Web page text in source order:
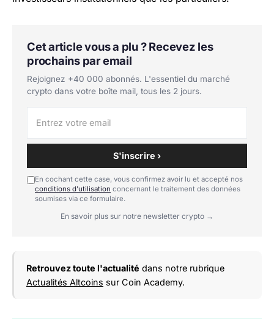
Cet article vous a plu ? Recevez les
prochains par email
Rejoignez +40 000 abonnés. L'essentiel du marché
crypto dans votre boîte mail, tous les 2 jours.
S'inscrire ›
En cochant cette case, vous confirmez avoir lu et accepté nos
conditions d'utilisation concernant le traitement des données
soumises via ce formulaire.
En savoir plus sur notre newsletter crypto →
Retrouvez toute l'actualité dans notre rubrique
Actualités Altcoins sur Coin Academy.